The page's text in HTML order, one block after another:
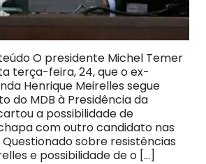
O presidente Michel Temer
terça-feira, 24, que o ex-
Henrique Meirelles segue
do MDB à Presidência da
a possibilidade de
com outro candidato nas
Questionado sobre resistências
e possibilidade de o […]